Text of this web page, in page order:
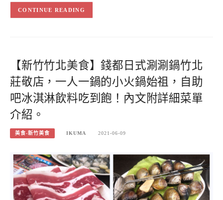
CONTINUE READING
【新竹竹北美食】錢都日式涮涮鍋竹北
莊敬店，一人一鍋的小火鍋始祖，自助
吧冰淇淋飲料吃到飽！內文附詳細菜單
介紹。
美食-新竹美食 IKUMA 2021-06-09